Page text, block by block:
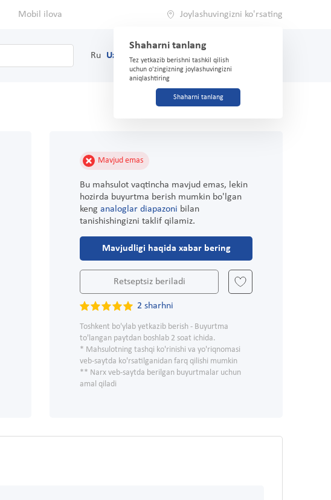
Mobil ilova Joylashuvingizni ko'rsating
Shaharni tanlang
Tez yetkazib berishni tashkil qilish
uchun o'zingizning joylashuvingizni
aniqlashtiring
Shaharni tanlang
Ru Uz (71) 200-03-03
Mavjud emas
Bu mahsulot vaqtincha mavjud emas, lekin
hozirda buyurtma berish mumkin bo'lgan
keng analoglar diapazoni bilan
tanishishingizni taklif qilamiz.
Mavjudligi haqida xabar bering
Retseptsiz beriladi
2 sharhni
Toshkent bo'ylab yetkazib berish - Buyurtma
to'langan paytdan boshlab 2 soat ichida.
* Mahsulotning tashqi ko'rinishi va yo'riqnomasi
veb-saytda ko'rsatilganidan farq qilishi mumkin
** Narx veb-saytda berilgan buyurtmalar uchun
amal qiladi